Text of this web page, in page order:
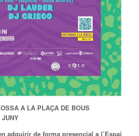
A LA PLAÇA DE BOUS
JUNY
adquirir de forma presencial a l’Espai